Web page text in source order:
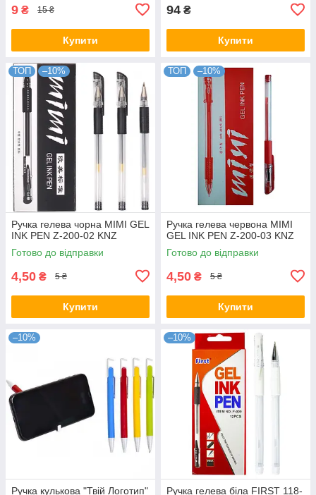
9 ₴ 15 ₴
Купити
94 ₴
Купити
ТОП –10%
Ручка гелева чорна MIMI GEL
INK PEN Z-200-02 KNZ
Готово до відправки
4,50 ₴ 5 ₴
Купити
ТОП –10%
Ручка гелева червона MIMI
GEL INK PEN Z-200-03 KNZ
Готово до відправки
4,50 ₴ 5 ₴
Купити
–10%
Ручка кулькова "Твій Логотип"
–10%
Ручка гелева біла FIRST 118-